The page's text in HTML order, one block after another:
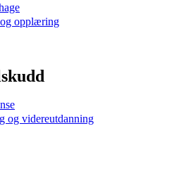
opplæring
og videreutdanning